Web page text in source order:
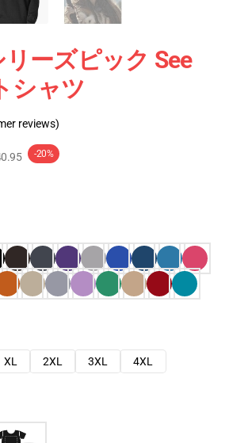
リーズピック See
シャツ
reviews)
-20%
XL 2XL 3XL
4XL